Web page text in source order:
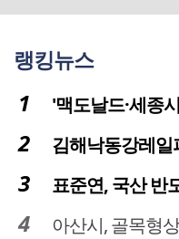
랭킹뉴스
'맥도날드·세종시립박물
김해낙동강레일
표준연, 국산 반도
아산시, 골목형